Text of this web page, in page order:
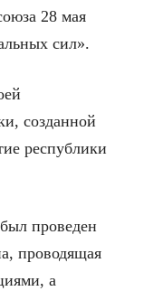
28 мая
сил».
созданной
республики
проведен
проводящая
а